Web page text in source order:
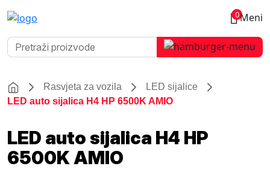
0Meni
Rasvjeta za vozila
LED sijalice
LED auto sijalica H4 HP 6500K AMIO
LED auto sijalica H4 HP
6500K AMIO